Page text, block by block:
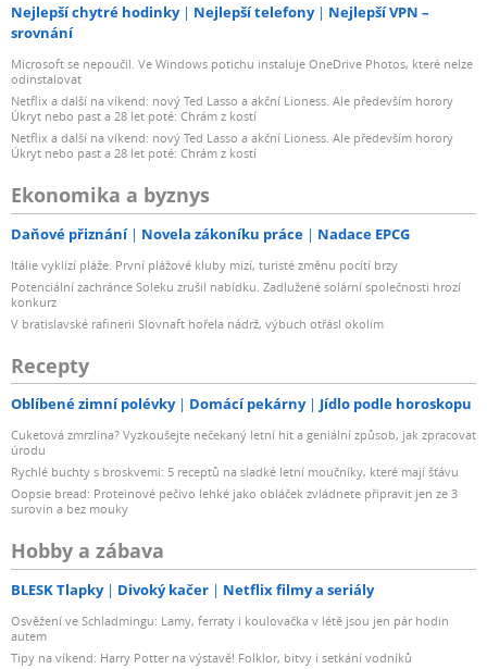
Nejlepší chytré hodinky Nejlepší telefony
Nejlepší VPN –
srovnání
Microsoft se nepoučil. Ve Windows potichu instaluje OneDrive Photos, které nelze
odinstalovat
Netflix a další na víkend: nový Ted Lasso a akční Lioness. Ale především horory
Úkryt nebo past a 28 let poté: Chrám z kostí
Netflix a další na víkend: nový Ted Lasso a akční Lioness. Ale především horory
Úkryt nebo past a 28 let poté: Chrám z kostí
Ekonomika a byznys
Daňové přiznání Novela zákoníku práce Nadace EPCG
Itálie vyklízí pláže. První plážové kluby mizí, turisté změnu pocítí brzy
Potenciální zachránce Soleku zrušil nabídku. Zadlužené solární společnosti hrozí
konkurz
V bratislavské rafinerii Slovnaft hořela nádrž, výbuch otřásl okolím
Recepty
Oblíbené zimní polévky Domácí pekárny Jídlo podle horoskopu
Cuketová zmrzlina? Vyzkoušejte nečekaný letní hit a geniální způsob, jak zpracovat
úrodu
Rychlé buchty s broskvemi: 5 receptů na sladké letní moučníky, které mají šťávu
Oopsie bread: Proteinové pečivo lehké jako obláček zvládnete připravit jen ze 3
surovin a bez mouky
Hobby a zábava
BLESK Tlapky Divoký kačer Netflix filmy a seriály
Osvěžení ve Schladmingu: Lamy, ferraty i koulovačka v létě jsou jen pár hodin
autem
Tipy na víkend: Harry Potter na výstavě! Folklor, bitvy i setkání vodníků